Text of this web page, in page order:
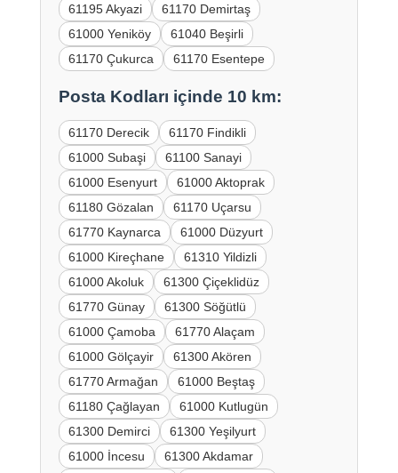
61195 Akyazi
61170 Demirtaş
61000 Yeniköy
61040 Beşirli
61170 Çukurca
61170 Esentepe
Posta Kodları içinde 10 km:
61170 Derecik
61170 Findikli
61000 Subaşi
61100 Sanayi
61000 Esenyurt
61000 Aktoprak
61180 Gözalan
61170 Uçarsu
61770 Kaynarca
61000 Düzyurt
61000 Kireçhane
61310 Yildizli
61000 Akoluk
61300 Çiçeklidüz
61770 Günay
61300 Söğütlü
61000 Çamoba
61770 Alaçam
61000 Gölçayir
61300 Akören
61770 Armağan
61000 Beştaş
61180 Çağlayan
61000 Kutlugün
61300 Demirci
61300 Yeşilyurt
61000 İncesu
61300 Akdamar